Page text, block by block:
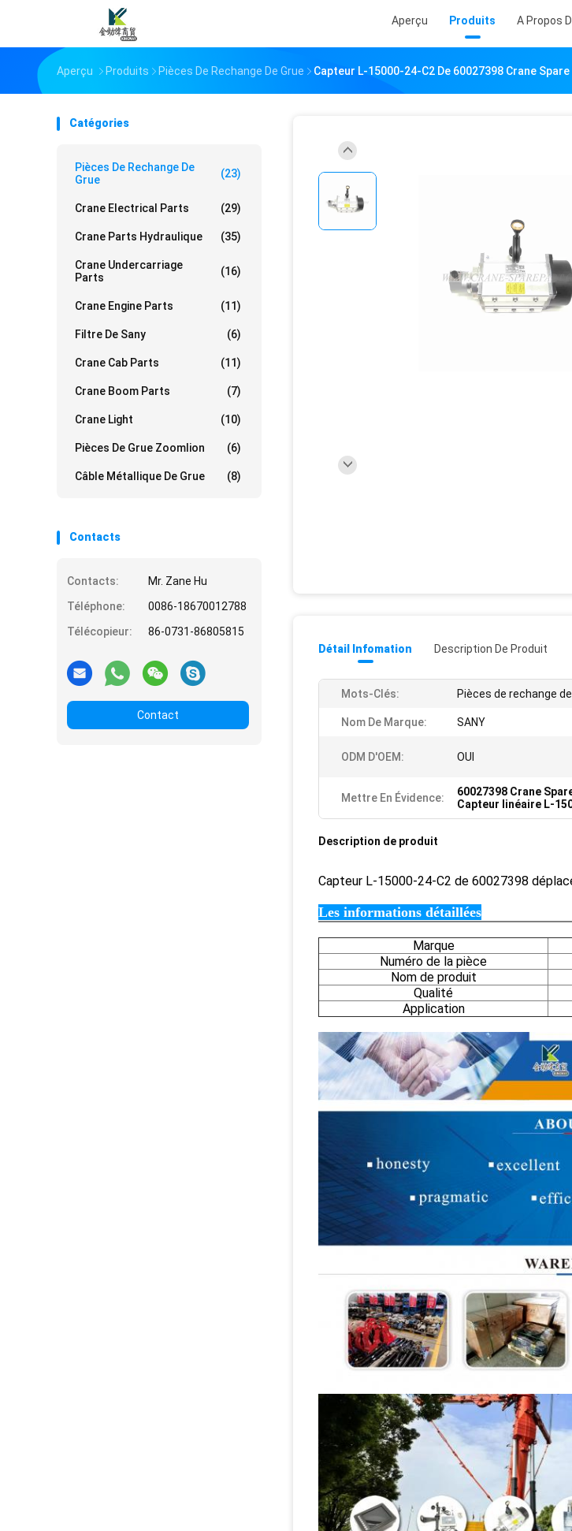
Aperçu Produits A Propos
Aperçu Produits Pièces De Rechange De Grue Capteur L-15000-24-C2 De 60027398 Crane
Catégories
Pièces De Rechange De
Grue
(23)
Crane Electrical Parts (29)
Crane Parts Hydraulique (35)
Crane Undercarriage
Parts
(16)
Crane Engine Parts (11)
Filtre De Sany (6)
Crane Cab Parts (11)
Crane Boom Parts (7)
Crane Light (10)
Pièces De Grue Zoomlion (6)
Câble Métallique De Grue (8)
Contacts
Contacts:
Mr. Zane Hu
Téléphone:
0086-18670012788
Télécopieur:
86-0731-86805815
Contact
Détail Infomation Description De Produit
Mots-Clés: Pièces de rechange
Nom De Marque: SANY
ODM D'OEM: OUI
Mettre En Évidence: 60027398 Crane
Capteur linéaire L-
Description de produit
Capteur L-15000-24-C2 de 60027398
Les informations détaillées
Marque
Numéro de la pièce
Nom de produit
Qualité
Application